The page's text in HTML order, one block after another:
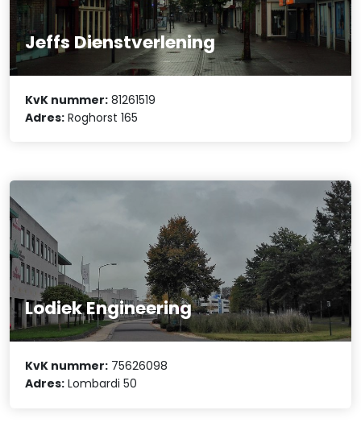
Jeffs Dienstverlening
KvK nummer: 81261519
Adres: Roghorst 165
Lodiek Engineering
KvK nummer: 75626098
Adres: Lombardi 50